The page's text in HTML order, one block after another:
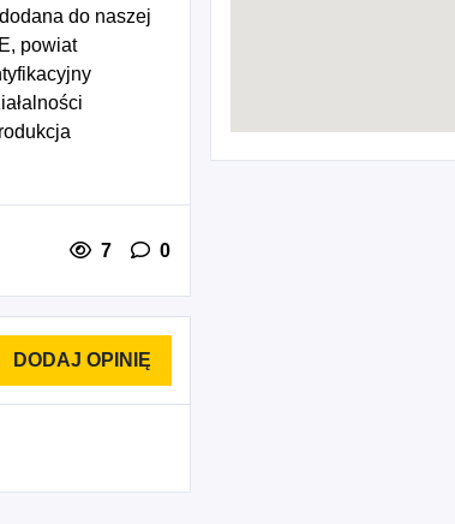
do naszej
powiat
pozostałych
stolarki
7 0